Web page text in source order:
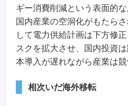
ギー消費削減という表面的
国内産業の空洞化がもたら
して電力供給計画は下方修
スクを拡大させ、国内投資
本導入が遅れながら産業は競
相次いだ海外移転